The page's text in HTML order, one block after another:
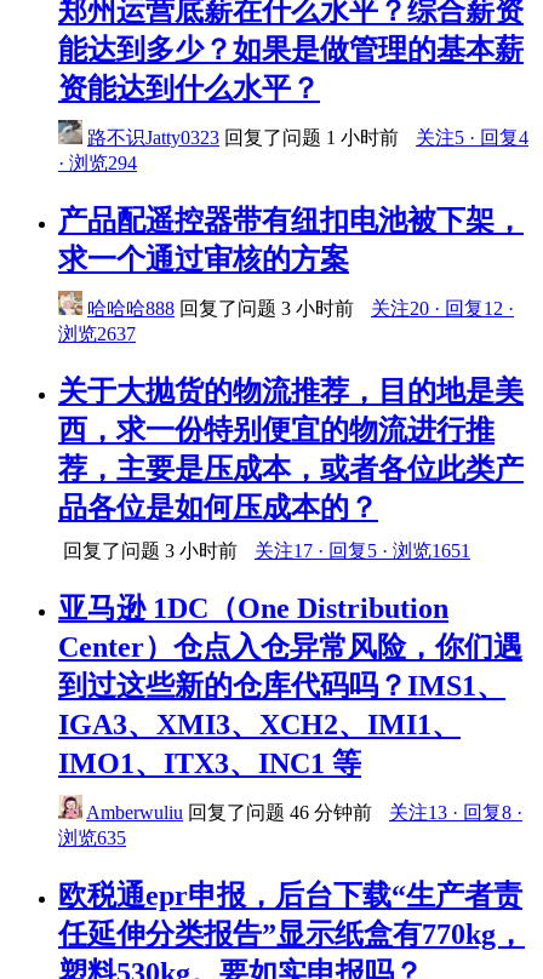
郑州运营底薪在什么水平？综合薪资
能达到多少？如果是做管理的基本薪
资能达到什么水平？
路不识Jatty0323 回复了问题 1 小时前
关注5 · 回复4
· 浏览294
产品配遥控器带有纽扣电池被下架，
求一个通过审核的方案
哈哈哈888 回复了问题 3 小时前
关注20 · 回复12 ·
浏览2637
关于大抛货的物流推荐，目的地是美
西，求一份特别便宜的物流进行推
荐，主要是压成本，或者各位此类产
品各位是如何压成本的？
回复了问题 3 小时前 关注17 · 回复5 · 浏览1651
亚马逊 1DC（One Distribution
Center）仓点入仓异常风险，你们遇
到过这些新的仓库代码吗？IMS1、
IGA3、XMI3、XCH2、IMI1、
IMO1、ITX3、INC1 等
Amberwuliu 回复了问题 46 分钟前
关注13 · 回复8 ·
浏览635
欧税通epr申报，后台下载“生产者责
任延伸分类报告”显示纸盒有770kg，
塑料530kg。要如实申报吗？